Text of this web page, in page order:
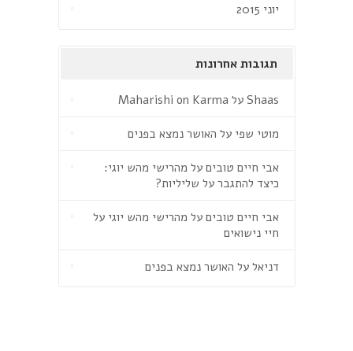
יוני 2015
תגובות אחרונות
Shaas על Maharishi on Karma
מוטי שפי על האושר נמצא בפנים
אבי חיים טובים על מהרישי מהש יוגי:
כיצד להתגבר על שליליות?
אבי חיים טובים על מהרישי מהש יוגי על
חיי נישואים
דניאל על האושר נמצא בפנים